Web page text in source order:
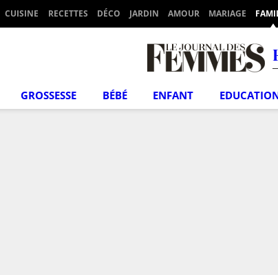
CUISINE RECETTES DÉCO JARDIN AMOUR MARIAGE
GROSSESSE BÉBÉ ENFANT